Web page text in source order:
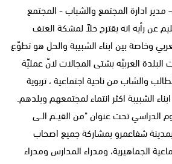
ادارة المجتمع والشباب - المجتمع
عن رأيه انه يقترح حلاً لمشكة العنف
وخاصة بين ابناء الشبيبة والحل هو تطوّع
العربيّه بشتى المجالات لانّ عمليًة
والشاب من ناحية اجتماعية ، تربوية
الشبيبة اكثر انتماء لمجتمعهم وبلدهم.
تحت عنوان "من القيــم الــى
شفاعمرو بمشاركة جميع اصحاب
الجماهيرية، ومدراء المدارس ومدراء